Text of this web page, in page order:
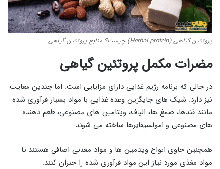
پروتئین گیاهی (Herbal protein) چیست؟ منابع پروتئین گیاهی
مضرات مکمل پروتئین گیاهی
در حالی که برنامه رژیم غذایی دارای مزایایی است. اما چندین معایب
نیز دارد. شیک های جایگزین وعده غذایی با مواد بسیار فرآوری شده
مانند قندها، صمغ ها، الیاف، ویتامین های مصنوعی، طعم دهنده
های مصنوعی و امولسیفایرها ساخته می شوند.
همچنین حاوی انواع ویتامین ها و مواد معدنی اضافی هستند تا
مواد مغذی مورد نیاز این مواد فرآوری شده را جبران کنند.